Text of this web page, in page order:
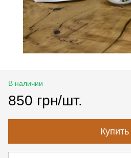
В наличии
850 грн/шт.
Купить